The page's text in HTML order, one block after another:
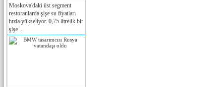
Moskova'daki üst segment
restoranlarda şişe su fiyatları
hızla yükseliyor. 0,75 litrelik bir
şişe ...